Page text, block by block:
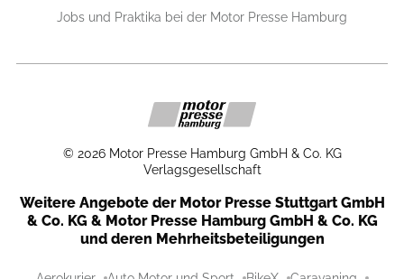
Jobs und Praktika bei der Motor Presse Hamburg
© 2026 Motor Presse Hamburg GmbH & Co. KG
Verlagsgesellschaft
Weitere Angebote der Motor Presse Stuttgart GmbH
& Co. KG & Motor Presse Hamburg GmbH & Co. KG
und deren Mehrheitsbeteiligungen